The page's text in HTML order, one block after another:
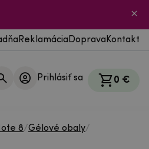
Reklamácia Doprava Kontakt
Prihlásiť sa 0 €
8/Gélové obaly/